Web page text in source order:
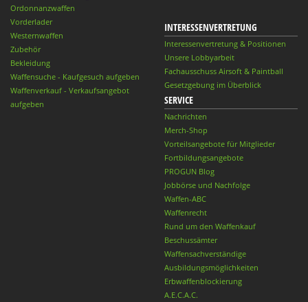
Ordonnanzwaffen
Vorderlader
Westernwaffen
Zubehör
Bekleidung
Waffensuche - Kaufgesuch aufgeben
Waffenverkauf - Verkaufsangebot
aufgeben
INTERESSENVERTRETUNG
Interessenvertretung & Positionen
Unsere Lobbyarbeit
Fachausschuss Airsoft & Paintball
Gesetzgebung im Überblick
SERVICE
Nachrichten
Merch-Shop
Vorteilsangebote für Mitglieder
Fortbildungsangebote
PROGUN Blog
Jobbörse und Nachfolge
Waffen-ABC
Waffenrecht
Rund um den Waffenkauf
Beschussämter
Waffensachverständige
Ausbildungsmöglichkeiten
Erbwaffenblockierung
A.E.C.A.C.